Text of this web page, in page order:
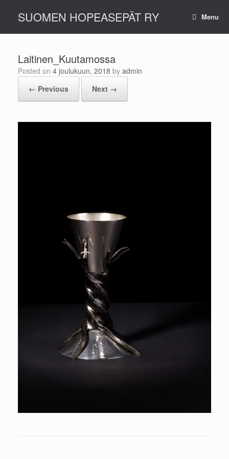
contentSUOMEN HOPEASEPÄT RY Menu
Laitinen_Kuutamossa
Posted on 4 joulukuun, 2018 by admin
← Previous
Next →